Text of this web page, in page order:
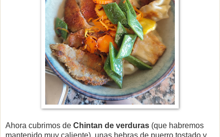
Ahora cubrimos de Chintan de verduras (que habremos
mantenido muy caliente), unas hebras de puerro tostado y